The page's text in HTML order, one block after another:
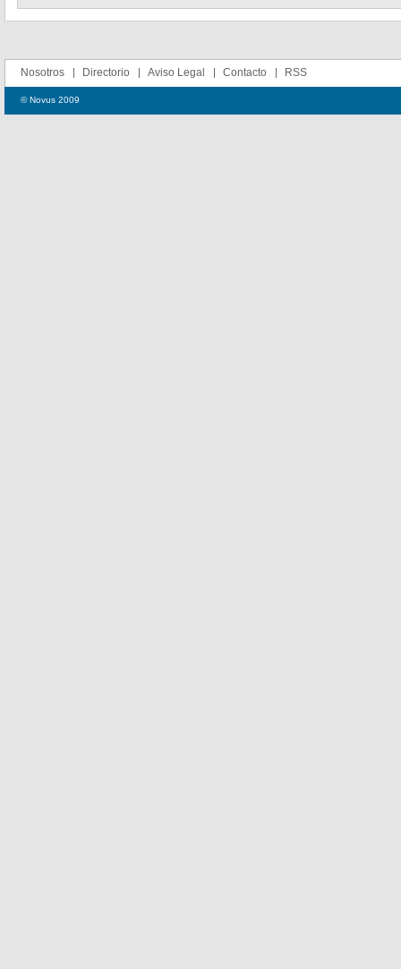
Nosotros Directorio Aviso Legal Contacto RSS
© Novus 2009